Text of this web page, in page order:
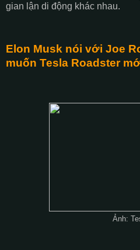
gian lận di động khác nhau.
Elon Musk nói với Joe
muốn Tesla Roadster
Ảnh: